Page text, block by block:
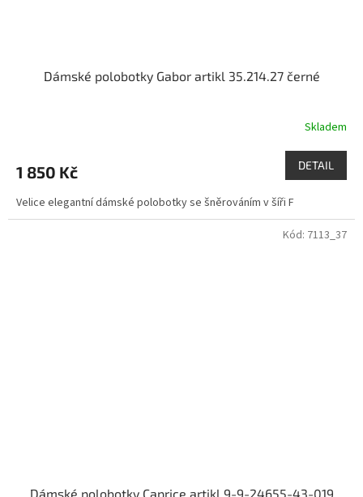
Dámské polobotky Gabor artikl 35.214.27 černé
Skladem
1 850 Kč DETAIL
Velice elegantní dámské polobotky se šněrováním v šíři F
Dámské polobotky Caprice artikl 9-9-24655-43-019
Kód: 7113_37